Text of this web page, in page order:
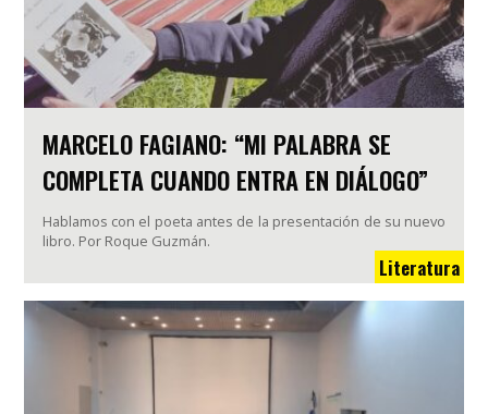
MARCELO FAGIANO: “MI PALABRA SE
COMPLETA CUANDO ENTRA EN DIÁLOGO”
Hablamos con el poeta antes de la presentación de su nuevo
libro. Por Roque Guzmán.
Literatura